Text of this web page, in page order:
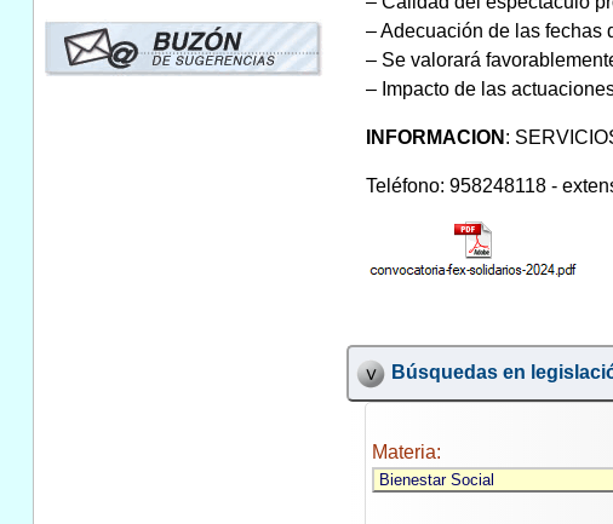
– Adecuación de las fechas
– Se valorará
– Impacto de las
INFORMACION :
Teléfono: 958248118 -
Búsquedas en
Materia: